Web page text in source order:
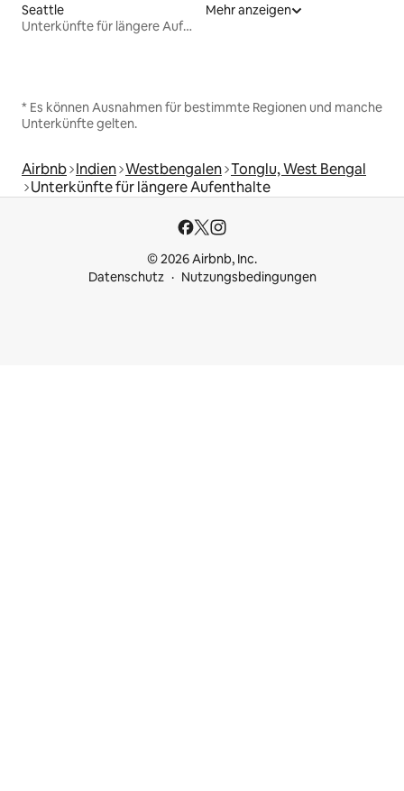
Seattle
Unterkünfte für längere Aufenthalte
Mehr anzeigen
* Es können Ausnahmen für bestimmte Regionen und manche
Unterkünfte gelten.
Airbnb Indien Westbengalen Tonglu, West Bengal
Unterkünfte für längere Aufenthalte
© 2026 Airbnb, Inc.
Datenschutz
Nutzungsbedingungen